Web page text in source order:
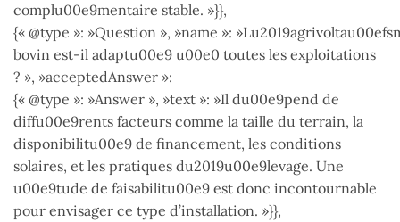
complu00e9mentaire stable. »}},
{« @type »: »Question », »name »:
bovin est-il adaptu00e9 u00e0 toutes les exploitations
? », »acceptedAnswer »:
{« @type »: »Answer », »text »: »Il du00e9pend de
diffu00e9rents facteurs comme la taille du terrain, la
disponibilitu00e9 de financement, les conditions
solaires, et les pratiques du2019u00e9levage. Une
u00e9tude de faisabilitu00e9 est donc incontournable
pour envisager ce type d’installation. »}},